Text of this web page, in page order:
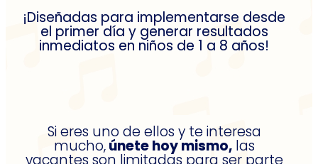
¡Diseñadas para implementarse desde
el primer día y generar resultados
inmediatos en niños de 1 a 8 años!
Si eres uno de ellos y te interesa
mucho,únete hoy mismo,las
vacantes son limitadas para ser parte